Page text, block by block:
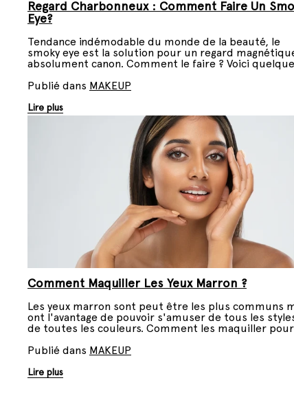
Regard Charbonneux : Comment Faire Un
Eye?
Tendance indémodable du monde de la beauté, le
smoky eye est la solution pour un regard
absolument canon. Comment le faire ? Voici
Publié dans MAKEUP
Lire plus
Comment Maquiller Les Yeux Marron ?
Les yeux marron sont peut être les plus communs
ont l'avantage de pouvoir s'amuser de tous les
de toutes les couleurs. Comment les maquiller pour
Publié dans MAKEUP
Lire plus